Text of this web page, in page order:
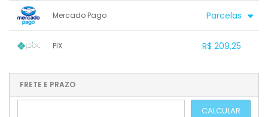
Mercado Pago Parcelas
4x com juros de R$ 60,28
5x com juros de R$ 49,05
8x com juros de R$ 31,64
.
.
PIX R$ 209,25
...
....
FRETE E PRAZO
CALCULAR